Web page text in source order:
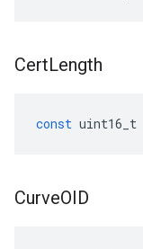
CertLength
const uint16_t
CurveOID